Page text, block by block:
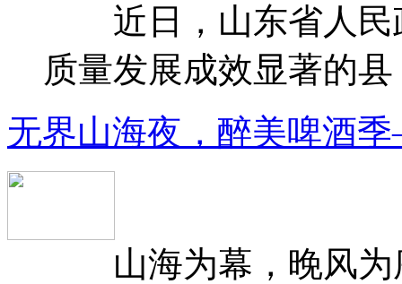
近日，山东省人民
质量发展成效显著的
无界山海夜，醉美啤酒
山海为幕，晚风为